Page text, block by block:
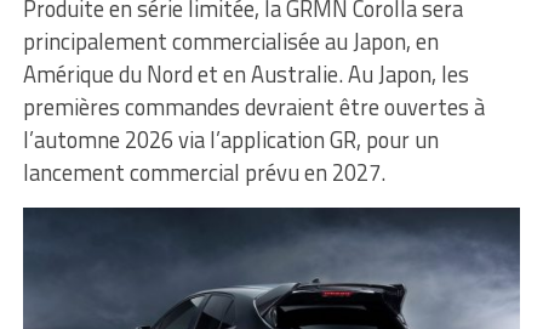
Produite en série limitée, la GRMN Corolla sera
principalement commercialisée au Japon, en
Amérique du Nord et en Australie. Au Japon, les
premières commandes devraient être ouvertes à
l’automne 2026 via l’application GR, pour un
lancement commercial prévu en 2027.